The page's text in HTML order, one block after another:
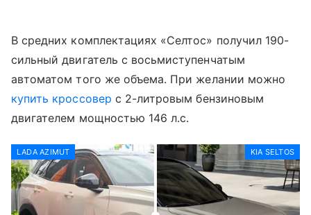
В средних комплектациях «Селтос» получил 190-
сильный двигатель с восьмиступенчатым
автоматом того же объема. При желании можно
купить кроссовер с 2-литровым бензиновым
двигателем мощностью 146 л.с.
LADA AZIMUT KIA SELTOS